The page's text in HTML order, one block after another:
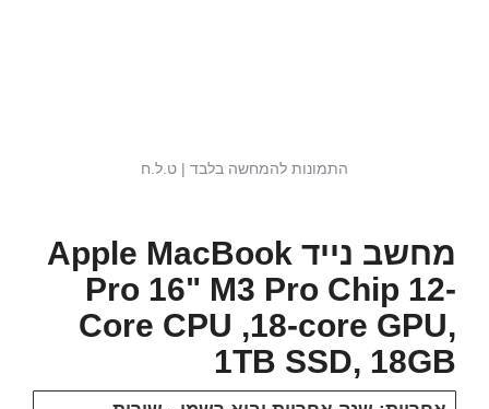
התמונות להמחשה בלבד | ט.ל.ח
מחשב נייד Apple MacBook
Pro 16" M3 Pro Chip 12-
Core CPU ,18‑core GPU,
1TB SSD, 18GB